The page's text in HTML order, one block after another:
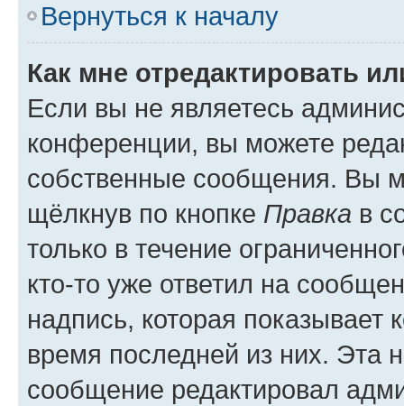
Вернуться к началу
Как мне отредактировать
Если вы не являетесь
конференции, вы можете
собственные сообщения. Вы
щёлкнув по кнопке Правка в
только в течение
кто-то уже ответил на
надпись, которая показывает
время последней из них. Эта
сообщение редактировал